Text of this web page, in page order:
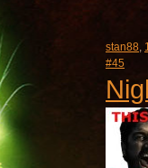
stan88,
#45